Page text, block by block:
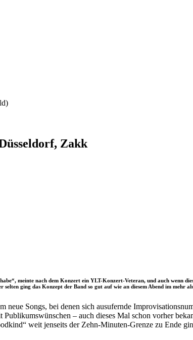
Zakk
meinte nach dem Konzert ein YLT-Konzert-Veteran, und auch wenn
ging das Konzept der Band so gut auf wie an diesem Abend im mehr
Songs, bei denen sich ausufernde
– auch dieses Mal schon vorher
weit jenseits der Zehn-Minuten-Grenze zu Ende